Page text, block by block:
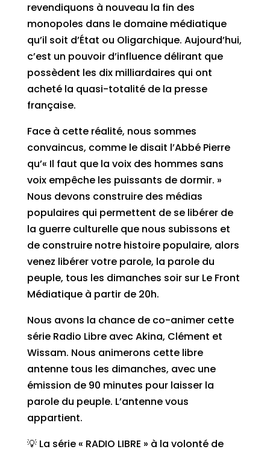
revendiquons à nouveau la fin des
monopoles dans le domaine médiatique
qu’il soit d’État ou Oligarchique. Aujourd’hui,
c’est un pouvoir d’influence délirant que
possèdent les dix milliardaires qui ont
acheté la quasi-totalité de la presse
française.
Face à cette réalité, nous sommes
convaincus, comme le disait l’Abbé Pierre
qu’« Il faut que la voix des hommes sans
voix empêche les puissants de dormir. »
Nous devons construire des médias
populaires qui permettent de se libérer de
la guerre culturelle que nous subissons et
de construire notre histoire populaire, alors
venez libérer votre parole, la parole du
peuple, tous les dimanches soir sur Le Front
Médiatique à partir de 20h.
Nous avons la chance de co-animer cette
série Radio Libre avec Akina, Clément et
Wissam. Nous animerons cette libre
antenne tous les dimanches, avec une
émission de 90 minutes pour laisser la
parole du peuple. L’antenne vous
appartient.
💡 La série « RADIO LIBRE » à la volonté de